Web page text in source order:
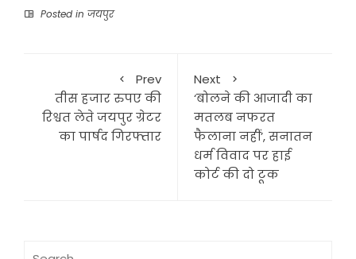
Posted in जयपुर
Prev
तीस हजार रुपए की
रिश्वत लेते जयपुर ग्रेटर
का पार्षद गिरफ्तार
Next
‘बोलने की आजादी का
मतलब नफरत
फैलाना नहीं’, सनातन
धर्म विवाद पर हाई
कोर्ट की दो टूक